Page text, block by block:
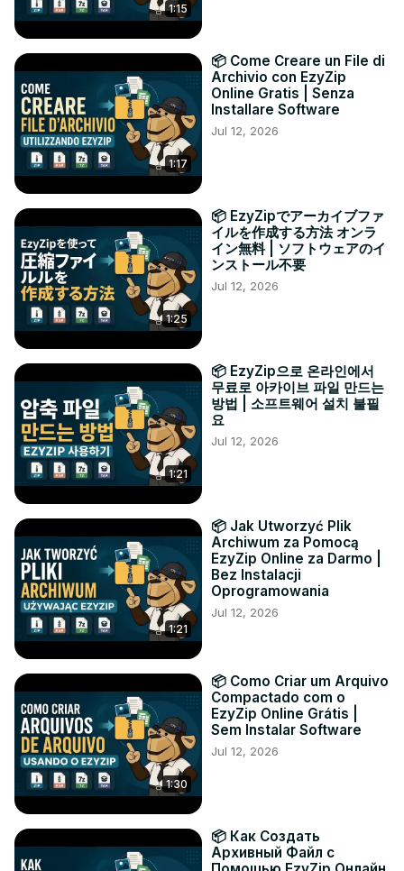
1:15
1:17
📦 Come Creare un File di
Archivio con EzyZip
Online Gratis | Senza
Installare Software
Jul 12, 2026
1:25
📦 EzyZipでアーカイブファ
イルを作成する方法 オンラ
イン無料 | ソフトウェアのイ
ンストール不要
Jul 12, 2026
1:21
📦 EzyZip으로 온라인에서
무료로 아카이브 파일 만드는
방법 | 소프트웨어 설치 불필
요
Jul 12, 2026
1:21
📦 Jak Utworzyć Plik
Archiwum za Pomocą
EzyZip Online za Darmo |
Bez Instalacji
Oprogramowania
Jul 12, 2026
1:30
📦 Como Criar um Arquivo
Compactado com o
EzyZip Online Grátis |
Sem Instalar Software
Jul 12, 2026
📦 Как Создать
Архивный Файл с